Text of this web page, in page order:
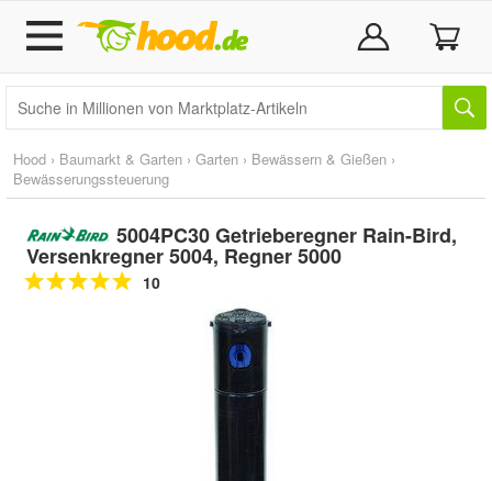
Hood › Baumarkt & Garten › Garten › Bewässern & Gießen ›
Bewässerungssteuerung
5004PC30 Getrieberegner Rain-Bird,
Versenkregner 5004, Regner 5000
10